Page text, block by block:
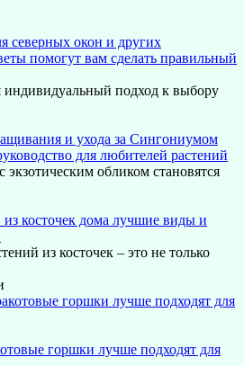
северных окон и других
помогут вам сделать правильный
индивидуальный подход к выбору
и ухода за Сингониумом
для любителей растений
экзотическим обликом становятся
косточек дома лучшие виды и
из косточек – это не только
горшки лучше подходят для